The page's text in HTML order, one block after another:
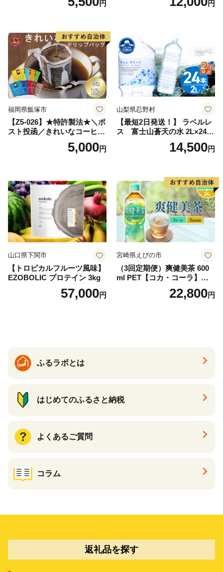
円
備品 おちゃ ocha 茶葉 緑茶
小分け お土産 お取り寄せ グ
ルメ 福岡 九州 福岡県 国産
日本 ふかむし茶 ふかむし 家
庭用 自宅用 ちゃ りょくちゃ
ふかむしちゃ 急須 甘み 川崎
町 送料無料
円
福岡県飯塚市
【Z5-026】★特許製法★＼ポ
スト投函／きれいなコーヒー
ドリップバッグ9種セット(18
袋)ゆうパケットでお届け！
5,000円
山梨県忍野村
【最短2日発送！】 ラベルレ
ス 富士山蒼天の水 2L×24本
（4ケース）※離島不可 天然
水 ミネラルウォーター 水 ペ
産 シリカ ミネラル 美容 備蓄
防災 長期保存 富士山 山梨県
忍野村
14,500円
山口県下関市
【トロピカルフルーツ風味】
EZOBOLIC プロテイン 3kg
57,000円
宮崎県えびの市
（3回定期便）爽健美茶 600
ml PET【コカ・コーラ】ペ
ットボトル 1ケース(24本) 定
期便 3回(72本) セット お茶
22,800円
ふるラボとは
はじめてのふるさと納税
よくあるご質問
コラム
返礼品を探す